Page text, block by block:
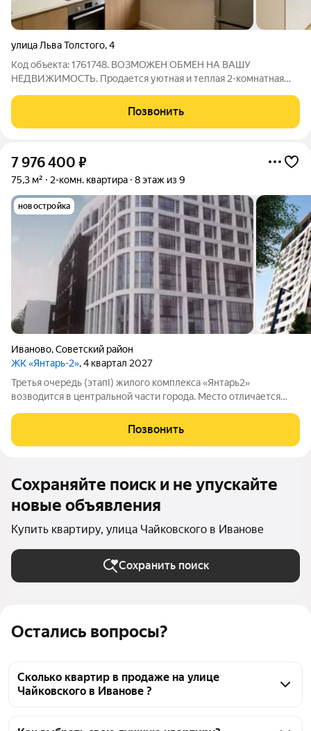
Остались вопросы?
Сколько квартир в продаже на улице
Чайковского в Иванове ?
улица Льва Толстого,4
Код объекта: 1761748. ВОЗМОЖЕН ОБМЕН НА ВАШУ
НЕДВИЖИМОСТЬ. Продается уютная и теплая 2-комнатная
центральном районе города. - Мебель и техника остается (по
договоренности); - Окна ПВХ; - Просторная
Позвонить
7 976 400 ₽
75,3 м² 2-комн. квартира 8 этаж из 9
новостройка
Иваново,Советский район
ЖК «Янтарь-2», 4 квартал 2027
Третья очередь (этапI) жилого комплекса «Янтарь2»
возводится в центральной части города. Место отличается
инфраструктура, но при этом район удалён от загруженных и
шумных дорог. В пределах пешей
Позвонить
Сохраняйте поиск и не упускайте
новые объявления
Купить квартиру, улица Чайковского в Иванове
Сохранить поиск